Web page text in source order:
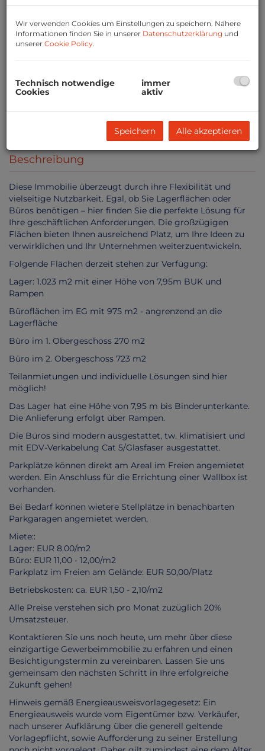
Beschreibung
Diese Immobilie überzeugt durch ihre Flexibilität und
vielseitige Nutzbarkeit. Egal, ob Sie Lagerflächen oder
Büros benötigen – hier finden Sie die perfekte Lösung für
Ihre geschäftlichen Anforderungen. Die großzügigen
Flächen bieten Ihnen ausreichend Platz, um Ihre Ideen zu
verwirklichen und Ihr Unternehmen weiterzuentwickeln.
Folgende Flächen derzeit stehen zur Verfügung:
Lager: 1.023 m2 mit einer Höhe von 7,95m BUK und
Rampen
Büroflächen im EG mit 975 m2 - angrenzend an die
Lagerfläche
Büro im 1. Obergeschoss 270 m2
Büro im 2. Obergeschoss 723 m2
Teilanmietungen und individuelle Lösungen sind hier
möglich!
Das Lager hat eine Höhe von 7,95 m bis Binderunterkante.
Die Anlieferung erfolgt über Rampen.
Die Büros sind modern ausgestattet, tw. klimatisiert und
mit EDV-Verkabelung Cat 5/Glasfaser ausgestattet.
Parkplätze können direkt am Areal im Freien angemietet
werden. Ein Anschluss für die Errichtung einer Wallbox ist
vorhanden.
Bei Bedarf können wietere Stellplätze in benachbarten
Parkgaragen angemietet werden,
Miete::
Lager: EUR 8,00/m2
Büro: EUR 11,00 - 12,00/m2
Parkplatz im Freien am Gelände: EUR 50,00/Platz
Betriebskosten: ca. EUR 1,50 - 2,10/m2
Alle Preise verstehen sich pro Monat zuzüglich 20%
Umsatzsteuer.
Kontaktieren Sie uns noch heute, um mehr über diese
einzigartige Gewerbeimmobilie zu erfahren und einen
Besichtigungstermin zu vereinbaren. Lassen Sie uns
gemeinsam den nächsten Schritt in Ihre erfolgreiche
Zukunft gehen!
Hinweis gemäß Energieausweisvorlagegesetz: Ein
Energieausweis wurde vom Eigentümer bzw. Verkäufer,
nach unserer Aufklärung über die generell geltende
Vorlagepflicht, sowie Aufforderung zu seiner Erstellung
Wir verwenden Cookies um Einstellungen zu speichern. Nähere
Informationen finden Sie in unserer Datenschutzerklärung und
unserer Cookie Policy.
Technisch notwendige
Cookies
immer
aktiv
Speichern Alle akzeptieren